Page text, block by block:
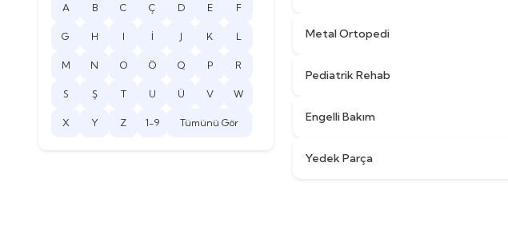
A B C Ç D E F
G H I İ J K L
M N O Ö Q P R
S Ş T U Ü V W
X Y Z 1-9 Tümünü Gör
Metal Ortopedi
Pediatrik Rehab
Engelli Bakım
Yedek Parça